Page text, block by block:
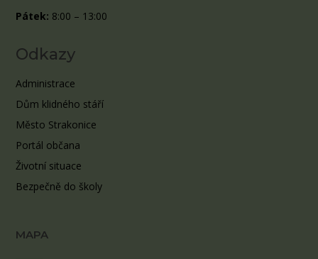
Pátek: 8:00 – 13:00
Odkazy
Administrace
Dům klidného stáří
Město Strakonice
Portál občana
Životní situace
Bezpečně do školy
MAPA